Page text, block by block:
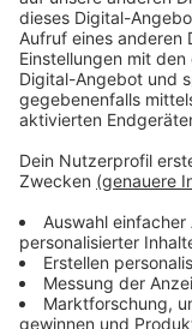
welches
könnte. Da
Hambacher
Thema mit
wir brauchen
mehr Fläche
Deswegen
Kollaps –
Einige
Geisterzug teil.